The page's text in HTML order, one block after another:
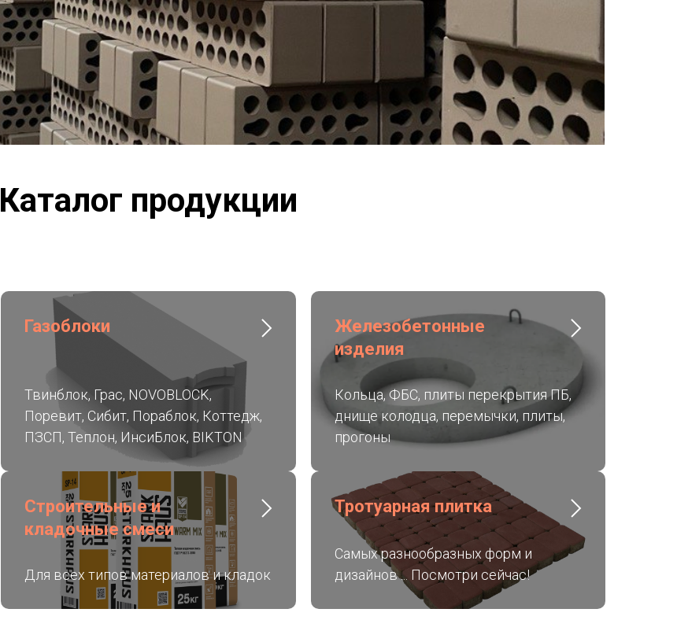
Каталог продукции
Газоблоки
Твинблок, Грас, NOVOBLOCK,
Поревит, Сибит, Пораблок, Коттедж,
ПЗСП, Теплон, ИнсиБлок, BIKTON
Железобетонные
изделия
Кольца, ФБС, плиты перекрытия ПБ,
днище колодца, перемычки, плиты,
прогоны
Строительные и
кладочные смеси
Для всех типов материалов и кладок
Тротуарная плитка
Самых разнообразных форм и
дизайнов ... Посмотри сейчас!